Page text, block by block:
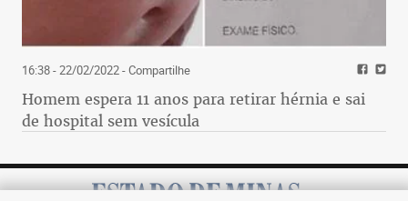
16:38 - 22/02/2022- Compartilhe
Homem espera 11 anos para retirar hérnia e sai
de hospital sem vesícula